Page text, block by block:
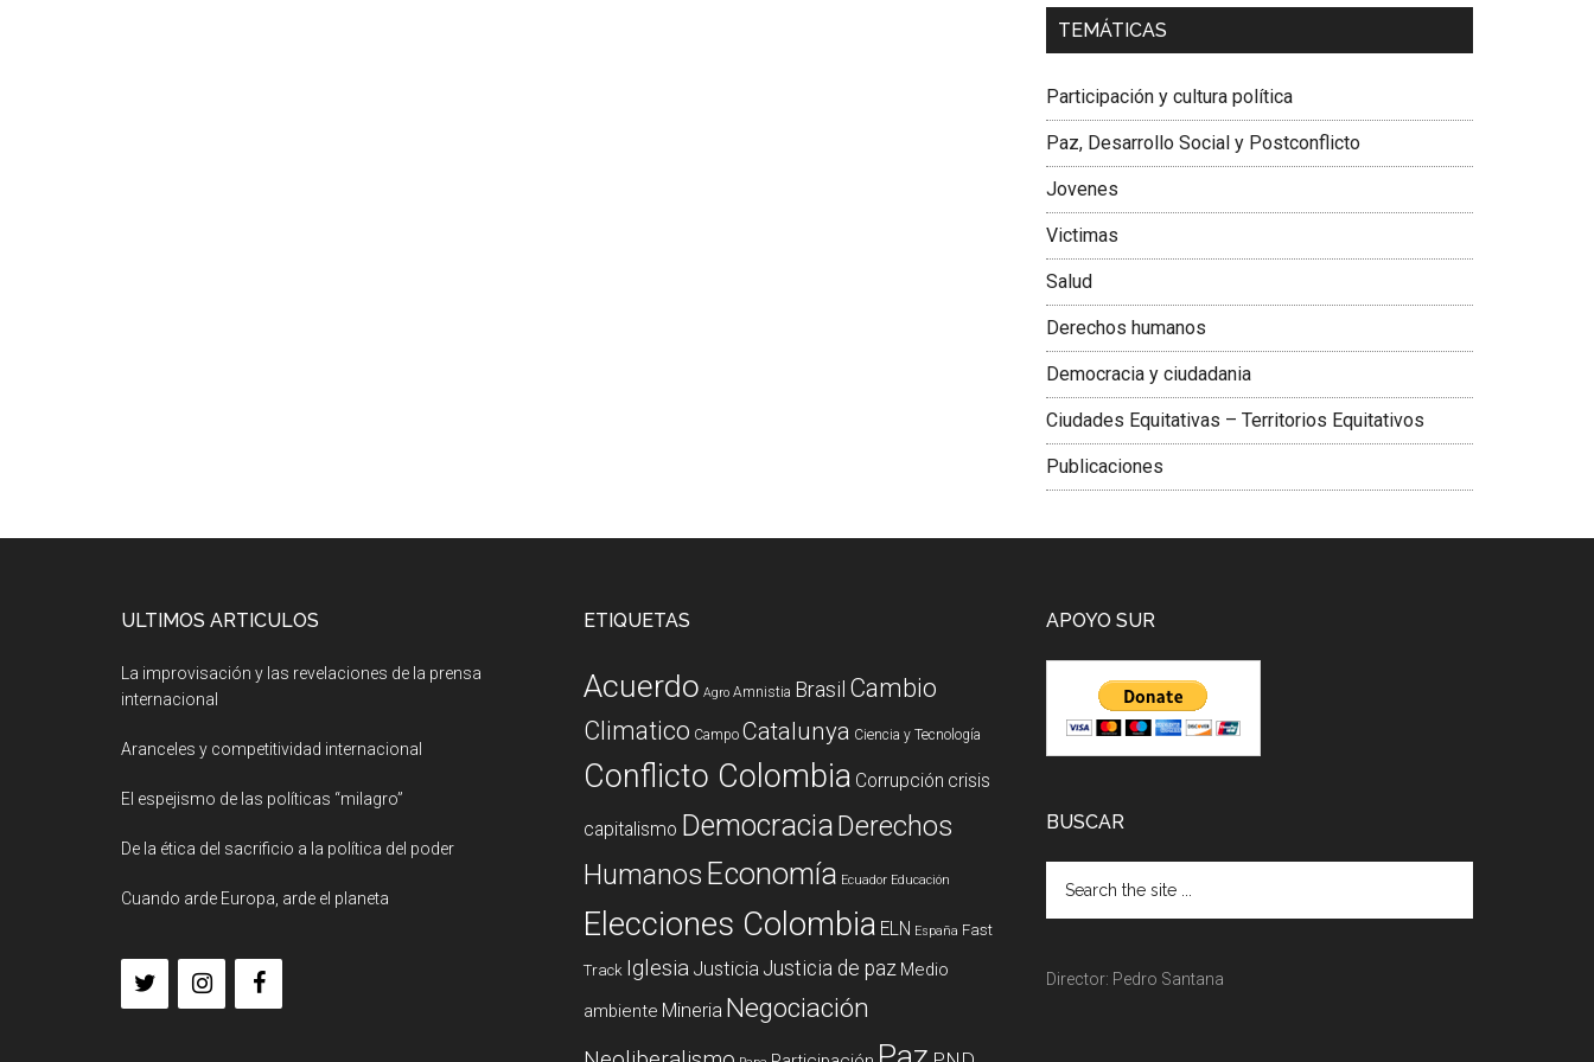
Dra. Carolina Corcho Mejía,
Latinoamericana Sur, Vicepresidenta Federación
TEMÁTICAS
Participación y cultura política
Paz, Desarrollo Social y Postconflicto
Jovenes
Victimas
Salud
Derechos humanos
Democracia y ciudadania
Ciudades Equitativas – Territorios Equitativos
Publicaciones
ULTIMOS ARTICULOS
La improvisación y las revelaciones de la prensa
internacional
Aranceles y competitividad internacional
El espejismo de las políticas “milagro”
De la ética del sacrificio a la política del poder
Cuando arde Europa, arde el planeta
ETIQUETAS
Acuerdo Agro Amnistia Brasil Cambio
Climatico Campo Catalunya Ciencia y Tecnología
Conflicto Colombia Corrupción crisis
capitalismo DemocraciaDerechos
Humanos Economía Ecuador Educación
Elecciones Colombia ELN España Fast
Track Iglesia Justicia Justicia de paz Medio
ambiente Mineria Negociación
APOYO SUR
BUSCAR
Director: Pedro Santana